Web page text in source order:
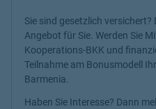
Sie sind gesetzlich
Angebot für Sie. Werden Sie
Kooperations-BKK und
Teilnahme am Bonusmodell
Barmenia.
Haben Sie Interesse? Dann